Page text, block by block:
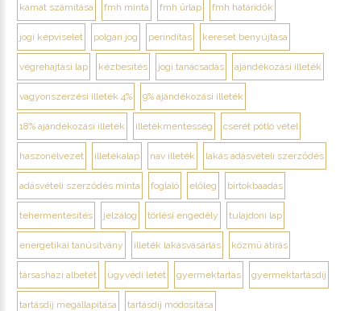
kamat számítása fmh minta fmh űrlap fmh határidők
jogi képviselet polgári jog perindítás kereset benyújtása
végrehajtási lap kézbesítés jogi tanácsadás ajándékozási illeték
vagyonszerzési illeték 4% 9% ajándékozási illeték
18% ajándékozási illeték illetékmentesség cserét pótló vétel
haszonélvezet illetékalap nav illeték lakás adásvételi szerződés
adásvételi szerződés minta foglaló előleg birtokbaadás
tehermentesítés jelzálog törlési engedély tulajdoni lap
energetikai tanúsítvány illeték lakásvásárlás közmű átírás
társasházi albetét ügyvédi letét gyermektartás gyermektartásdíj
tartásdíj megállapítása tartásdíj módosítása